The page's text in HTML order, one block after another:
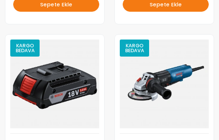
Sepete Ekle Sepete Ekle
KARGO
BEDAVA
KARGO
BEDAVA